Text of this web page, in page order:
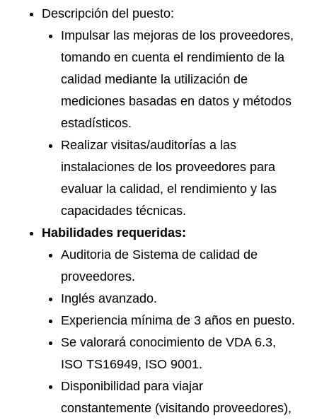
Descripción del puesto:
Impulsar las mejoras de los proveedores,
tomando en cuenta el rendimiento de la
calidad mediante la utilización de
mediciones basadas en datos y métodos
estadísticos.
Realizar visitas/auditorías a las
instalaciones de los proveedores para
evaluar la calidad, el rendimiento y las
capacidades técnicas.
Habilidades requeridas:
Auditoria de Sistema de calidad de
proveedores.
Inglés avanzado.
Experiencia mínima de 3 años en puesto.
Se valorará conocimiento de VDA 6.3,
ISO TS16949, ISO 9001.
Disponibilidad para viajar
constantemente (visitando proveedores),